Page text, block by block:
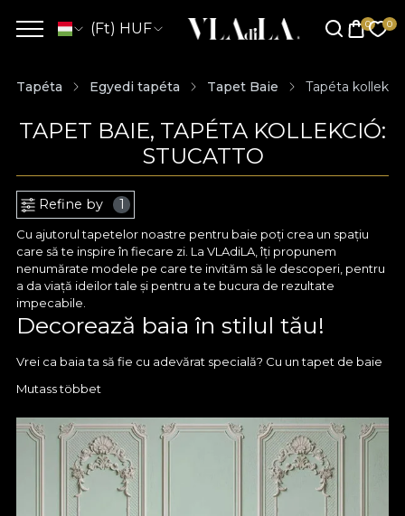
(Ft) HUF
Tapéta Egyedi tapéta Tapet Baie Tapéta
TAPET BAIE, TAPÉTA KOLLEKCIÓ:
STUCATTO
Refine by 1
Cu ajutorul tapetelor noastre pentru baie poți crea un spațiu
care să te inspire în fiecare zi. La VLAdiLA, îți propunem
nenumărate modele pe care te invităm să le descoperi, pentru
a da viață ideilor tale și pentru a te bucura de rezultate
impecabile.
Decorează baia în stilul tău!
Vrei ca baia ta să fie cu adevărat specială? Cu un tapet de baie
plan design-uri care te reprezintă cu adevărat. Îți oferim tot
astfel încât fiecare element decorativ să se potrivească perfect
cu spațiul disponibil. Tapetele noastre pentru baie sunt create
pentru a simplifica procesul de redecorare, deoarece se aplică
rapid și pot fi personalizate în funcție de dimensiunile pereților.
Totul devine mai simplu când știi că poți experimenta diverse
Mutass többet